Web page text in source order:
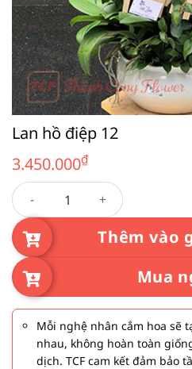
Lan hồ điệp 12
3.450.000₫
Lan hồ điệp 12 số lượng
Thêm vào
Mua
Mỗi nghệ nhân cắm hoa sẽ
nhau, không hoàn toàn
dịch. TCF cam kết đảm bảo